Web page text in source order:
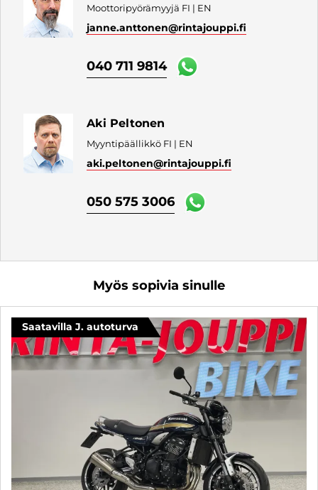
Moottoripyörämyyjä FI | EN
janne.anttonen@rintajouppi.fi
040 711 9814
Aki Peltonen
Myyntipäällikkö FI | EN
aki.peltonen@rintajouppi.fi
050 575 3006
Myös sopivia sinulle
Saatavilla J. autoturva